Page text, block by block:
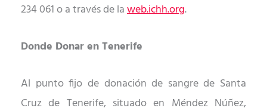
234 061 o a través de laweb.ichh.org.
Donde Donar en Tenerife
Al punto fijo de donación de sangre de Santa
Cruz de Tenerife, situado en Méndez Núñez,